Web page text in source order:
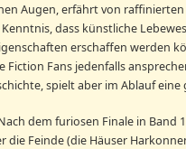
Augen, erfährt von
dass künstliche
erschaffen werden
Fiction Fans jedenfalls
spielt aber im Ablauf eine
dem furiosen Finale in Band
die Feinde (die Häuser